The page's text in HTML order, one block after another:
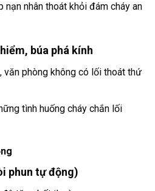
nạn nhân thoát khỏi đám cháy an
búa phá kính
văn phòng không có lối thoát thứ
tình huống cháy chắn lối
phun tự động)